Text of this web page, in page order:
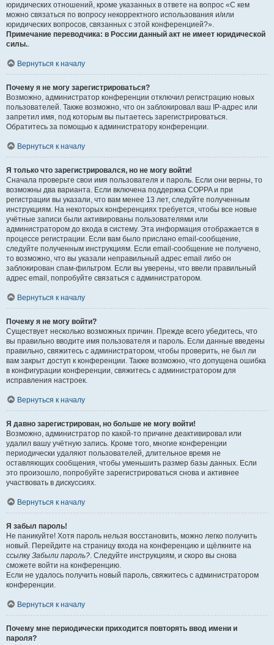
юридических отношений, кроме указанных в ответе на вопрос «С кем
можно связаться по вопросу некорректного использования и/или
юридических вопросов, связанных с этой конференцией?».
Примечание переводчика: в России данный акт не имеет юридической
силы..
Вернуться к началу
Почему я не могу зарегистрироваться?
Возможно, администратор конференции отключил регистрацию новых
пользователей. Также возможно, что он заблокировал ваш IP-адрес или
запретил имя, под которым вы пытаетесь зарегистрироваться.
Обратитесь за помощью к администратору конференции.
Вернуться к началу
Я только что зарегистрировался, но не могу войти!
Сначала проверьте свои имя пользователя и пароль. Если они верны, то
возможны два варианта. Если включена поддержка COPPA и при
регистрации вы указали, что вам менее 13 лет, следуйте полученным
инструкциям. На некоторых конференциях требуется, чтобы все новые
учётные записи были активированы пользователями или
администратором до входа в систему. Эта информация отображается в
процессе регистрации. Если вам было прислано email-сообщение,
следуйте полученным инструкциям. Если email-сообщение не получено,
то возможно, что вы указали неправильный адрес email либо он
заблокирован спам-фильтром. Если вы уверены, что ввели правильный
адрес email, попробуйте связаться с администратором.
Вернуться к началу
Почему я не могу войти?
Существует несколько возможных причин. Прежде всего убедитесь, что
вы правильно вводите имя пользователя и пароль. Если данные введены
правильно, свяжитесь с администратором, чтобы проверить, не был ли
вам закрыт доступ к конференции. Также возможно, что допущена ошибка
в конфигурации конференции, свяжитесь с администратором для
исправления настроек.
Вернуться к началу
Я давно зарегистрирован, но больше не могу войти!
Возможно, администратор по какой-то причине деактивировал или
удалил вашу учётную запись. Кроме того, многие конференции
периодически удаляют пользователей, длительное время не
оставляющих сообщения, чтобы уменьшить размер базы данных. Если
это произошло, попробуйте зарегистрироваться снова и активнее
участвовать в дискуссиях.
Вернуться к началу
Я забыл пароль!
Не паникуйте! Хотя пароль нельзя восстановить, можно легко получить
новый. Перейдите на страницу входа на конференцию и щёлкните на
ссылку Забыли пароль?. Следуйте инструкциям, и скоро вы снова
сможете войти на конференцию.
Если не удалось получить новый пароль, свяжитесь с администратором
конференции.
Вернуться к началу
Почему мне периодически приходится повторять ввод имени и
пароля?